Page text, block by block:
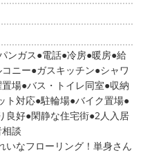
ンガス 電話 冷房 暖房 給
ニー ガスキッチン シャワ
場 バス・トイレ同室 収納
ト対応 駐輪場 バイク置場
良好 閑静な住宅街 2人入居
談
いなフローリング！単身さん